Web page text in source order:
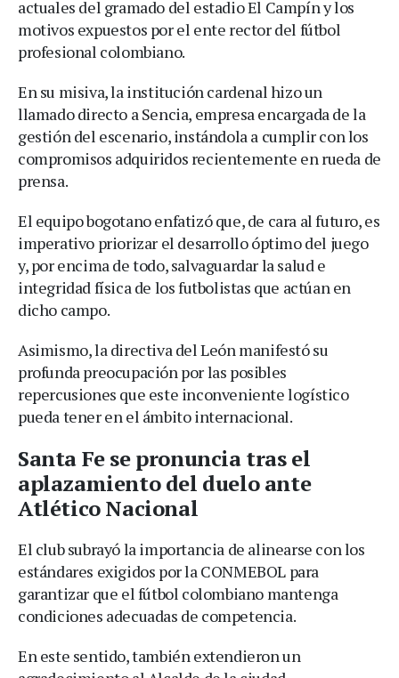
actuales del gramado del estadio El Campín y los
motivos expuestos por el ente rector del fútbol
profesional colombiano.
En su misiva, la institución cardenal hizo un
llamado directo a Sencia, empresa encargada de la
gestión del escenario, instándola a cumplir con los
compromisos adquiridos recientemente en rueda de
prensa.
El equipo bogotano enfatizó que, de cara al futuro, es
imperativo priorizar el desarrollo óptimo del juego
y, por encima de todo, salvaguardar la salud e
integridad física de los futbolistas que actúan en
dicho campo.
Asimismo, la directiva del León manifestó su
profunda preocupación por las posibles
repercusiones que este inconveniente logístico
pueda tener en el ámbito internacional.
Santa Fe se pronuncia tras el
aplazamiento del duelo ante
Atlético Nacional
El club subrayó la importancia de alinearse con los
estándares exigidos por la CONMEBOL para
garantizar que el fútbol colombiano mantenga
condiciones adecuadas de competencia.
En este sentido, también extendieron un